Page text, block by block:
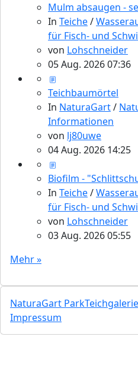
Mulm absaugen -
In Teiche/
für Fisch- und
von Lohschneider
05 Aug. 2026 07:36
Teichbaumörtel
In NaturaGart/
Informationen
von lj80uwe
04 Aug. 2026 14:25
Biofilm -
In Teiche/
für Fisch- und
von Lohschneider
03 Aug. 2026 05:55
Mehr »
NaturaGart ParkTeichgalerie
Impressum